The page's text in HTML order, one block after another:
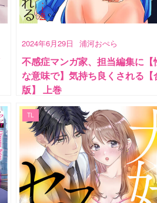
2024年6月29日 浦河おぺら
不感症マンガ家、担当編集に【
な意味で】気持ち良くされる【
版】 上巻
TL